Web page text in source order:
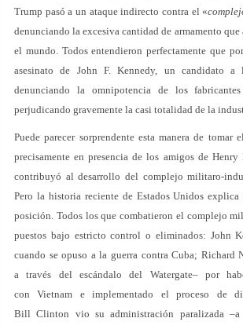
Trump pasó a un ataque indirecto contra el «
denunciando la excesiva cantidad de armamento
el mundo. Todos entendieron perfectamente que
asesinato de John F. Kennedy, un candidato a
denunciando la omnipotencia de los
perjudicando gravemente la casi totalidad de la
Puede parecer sorprendente esta manera de tomar
precisamente en presencia de los amigos de
contribuyó al desarrollo del complejo militaro-
Pero la historia reciente de Estados Unidos explica
posición. Todos los que combatieron el complejo
puestos bajo estricto control o eliminados: John
cuando se opuso a la guerra contra Cuba; Richard
a través del escándalo del Watergate– por
con Vietnam e implementado el proceso de
Bill Clinton vio su administración paralizada –a